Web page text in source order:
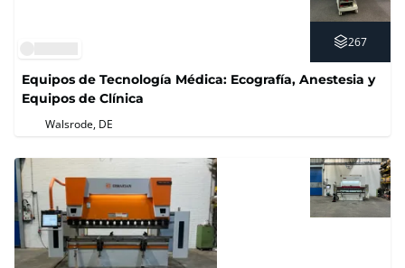
267
Equipos de Tecnología Médica: Ecografía, Anestesia y
Equipos de Clínica
Walsrode, DE